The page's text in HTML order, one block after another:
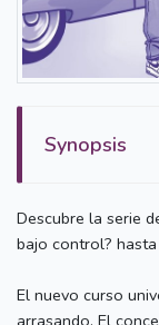
Synopsis
Descubre la serie
bajo control?
El nuevo curso